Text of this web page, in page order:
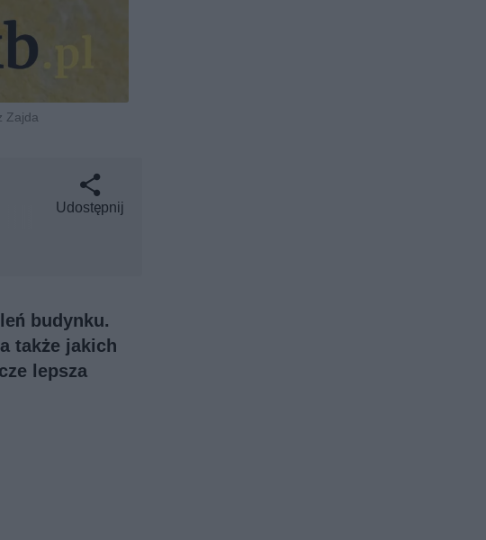
Zajda
Udostępnij
budynku.
także jakich
lepsza